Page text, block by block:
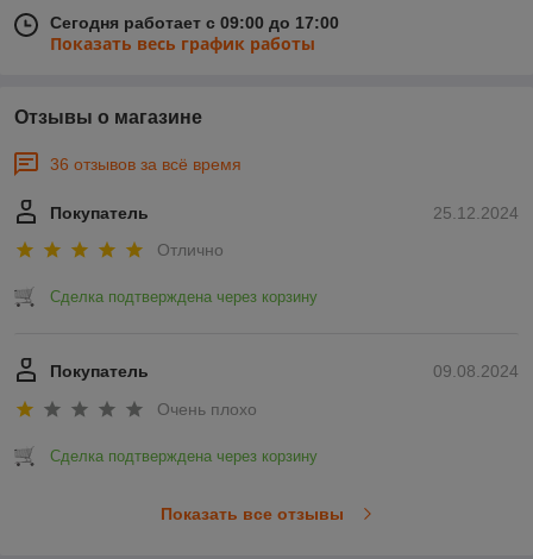
Сегодня работает с 09:00 до 17:00
Показать весь график работы
Отзывы о магазине
36 отзывов за всё время
25.12.2024
Покупатель
Отлично
Сделка подтверждена через корзину
09.08.2024
Покупатель
Очень плохо
Сделка подтверждена через корзину
Показать все отзывы